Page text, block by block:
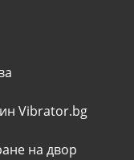
Vibrator.bg
на двор